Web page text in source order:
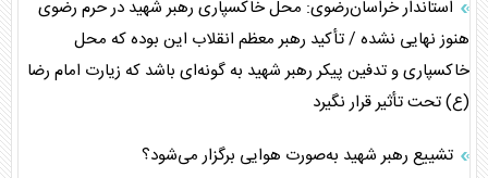
استاندار خراسان‌رضوی: محل خاکسپاری رهبر شهید در حرم رضوی
هنوز نهایی نشده / تأکید رهبر معظم انقلاب این بوده که محل
خاکسپاری و تدفین پیکر رهبر شهید به گونه‌ای باشد که زیارت امام رضا
(ع) تحت تأثیر قرار نگیرد
تشییع رهبر شهید به‌صورت هوایی برگزار می‌شود؟